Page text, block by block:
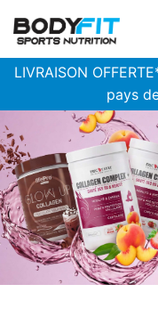
LIVRAISON
pays